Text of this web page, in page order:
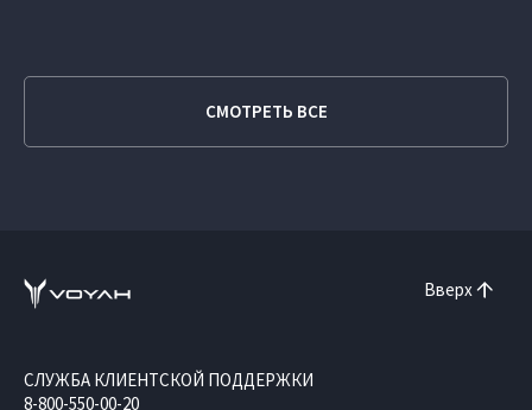
СМОТРЕТЬ ВСЕ
Вверх
СЛУЖБА КЛИЕНТСКОЙ ПОДДЕРЖКИ
8-800-550-00-20